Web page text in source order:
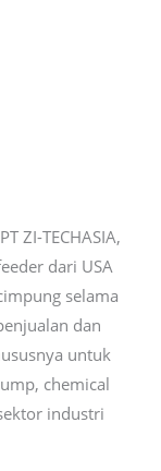
ZI-TECHASIA,
dari USA
selama
dan
untuk
chemical
industri